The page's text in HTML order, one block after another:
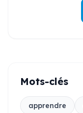
Mots-clés
apprendre